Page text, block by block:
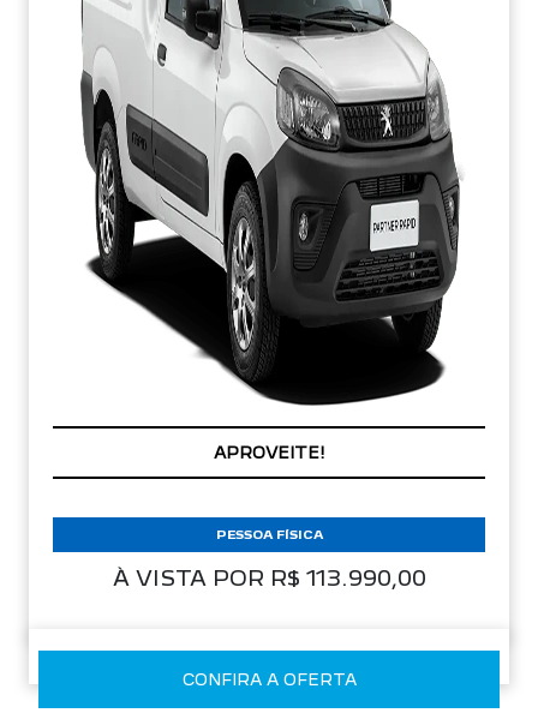
APROVEITE!
À VISTA POR R$ 113.990,00
PESSOA FÍSICA
CONFIRA A OFERTA